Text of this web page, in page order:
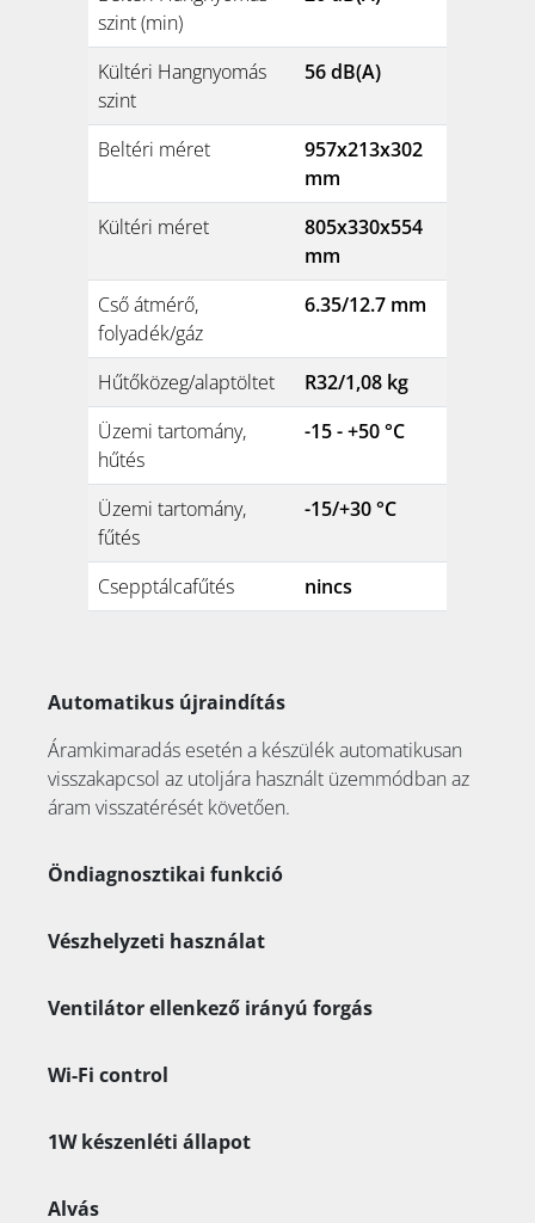
szint (min)
Kültéri Hangnyomás
szint
56 dB(A)
Beltéri méret
957x213x302
mm
Kültéri méret
805x330x554
mm
Cső átmérő,
folyadék/gáz
6.35/12.7 mm
Hűtőközeg/alaptöltet
R32/1,08 kg
Üzemi tartomány,
hűtés
-15 - +50 °C
Üzemi tartomány,
fűtés
-15/+30 °C
Csepptálcafűtés nincs
Automatikus újraindítás
Áramkimaradás esetén a készülék automatikusan
visszakapcsol az utoljára használt üzemmódban az
áram visszatérését követően.
Öndiagnosztikai funkció
Vészhelyzeti használat
Ventilátor ellenkező irányú forgás
Wi-Fi control
1W készenléti állapot
Alvás